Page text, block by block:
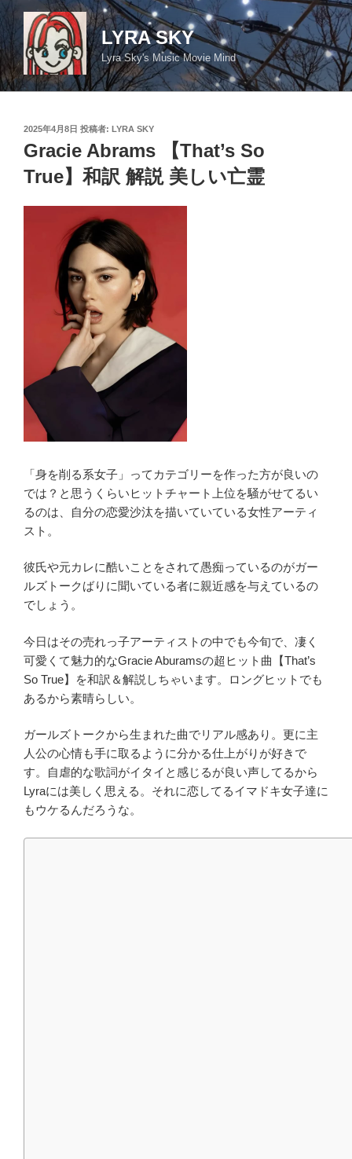
コ
ン
テ
ン
ツ
LYRA SKY
Lyra Sky's Music Movie Mind
投
稿
日:
2025年4月8日 投稿者: LYRA SKY
Gracie Abrams 【That’s So
True】和訳 解説 美しい亡霊
「身を削る系女子」ってカテゴリーを作った方が良いの
では？と思うくらいヒットチャート上位を騒がせてるい
るのは、自分の恋愛沙汰を描いていている女性アーティ
スト。
彼氏や元カレに酷いことをされて愚痴っているのがガー
ルズトークばりに聞いている者に親近感を与えているの
でしょう。
今日はその売れっ子アーティストの中でも今旬で、凄く
可愛くて魅力的なGracie Aburamsの超ヒット曲【That’s
So True】を和訳＆解説しちゃいます。ロングヒットでも
あるから素晴らしい。
ガールズトークから生まれた曲でリアル感あり。更に主
人公の心情も手に取るように分かる仕上がりが好きで
す。自虐的な歌詞がイタイと感じるが良い声してるから
Lyraには美しく思える。それに恋してるイマドキ女子達に
もウケるんだろうな。